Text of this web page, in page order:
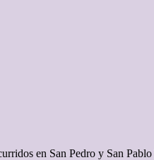
en San Pedro y San